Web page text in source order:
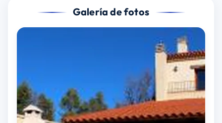
Galería de fotos